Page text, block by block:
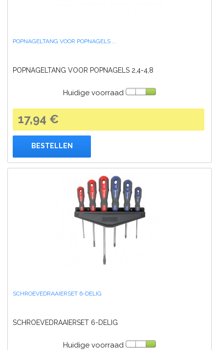
POPNAGELTANG VOOR POPNAGELS ...
POPNAGELTANG VOOR POPNAGELS 2,4-4,8
Huidige voorraad
17,94 €
BESTELLEN
SCHROEVEDRAAIERSET 6-DELIG
SCHROEVEDRAAIERSET 6-DELIG
Huidige voorraad